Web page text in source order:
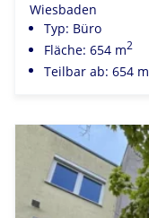
Wiesbaden
Typ: Büro
Fläche: 654 m2
Teilbar ab: 654 m